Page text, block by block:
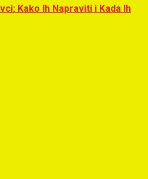
Kako Ih Napraviti i Kada Ih